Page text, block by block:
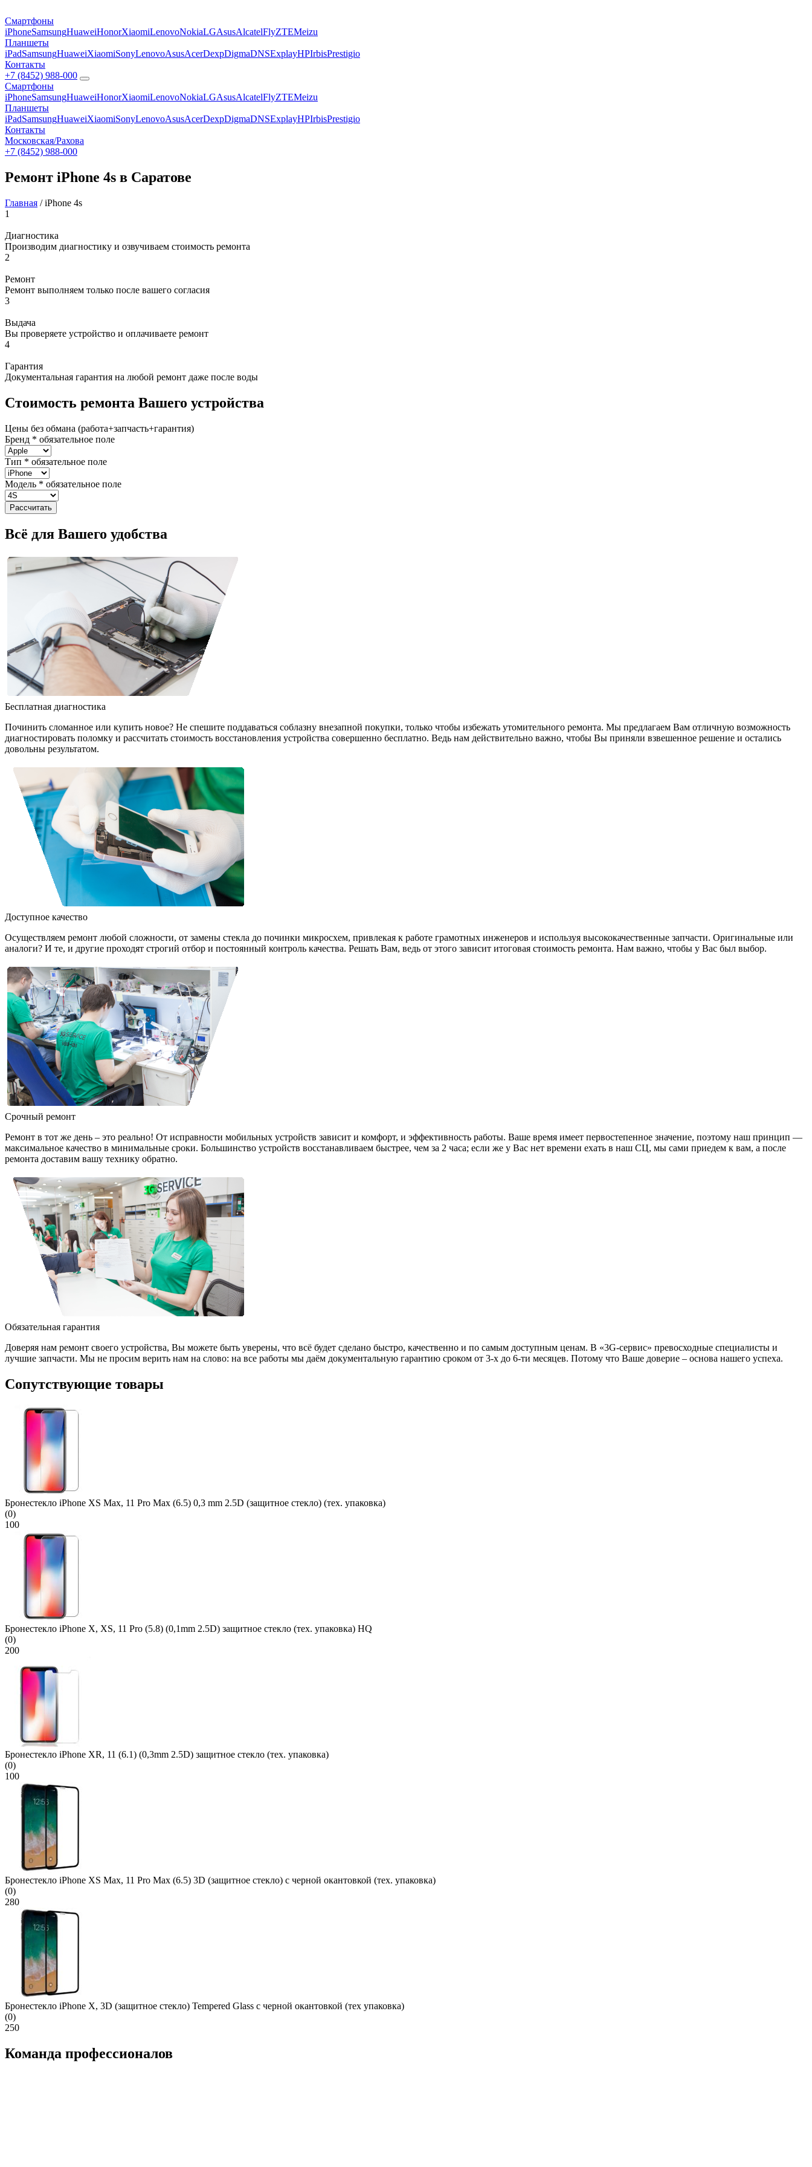
Смартфоны
iPhoneSamsungHuaweiHonorXiaomiLenovoNokiaLGAsusAlcatelFlyZTEMeizu
Планшеты
iPadSamsungHuaweiXiaomiSonyLenovoAsusAcerDexpDigmaDNSExplayHPIrbisPrestigio
Контакты
+7 (8452) 988-000
Смартфоны
iPhoneSamsungHuaweiHonorXiaomiLenovoNokiaLGAsusAlcatelFlyZTEMeizu
Планшеты
iPadSamsungHuaweiXiaomiSonyLenovoAsusAcerDexpDigmaDNSExplayHPIrbisPrestigio
Контакты
Московская/Рахова
+7 (8452) 988-000
Ремонт iPhone 4s в Саратове
Главная / iPhone 4s
1
Диагностика
Производим диагностику и озвучиваем стоимость ремонта
2
Ремонт
Ремонт выполняем только после вашего согласия
3
Выдача
Вы проверяете устройство и оплачиваете ремонт
4
Гарантия
Документальная гарантия на любой ремонт даже после воды
Стоимость ремонта Вашего устройства
Цены без обмана (работа+запчасть+гарантия)
Бренд * обязательное поле
Тип * обязательное поле
Модель * обязательное поле
Рассчитать
Всё для Вашего удобства
Бесплатная диагностика
Починить сломанное или купить новое? Не спешите поддаваться соблазну внезапной покупки, только чтобы избежать утомительного ремонта. Мы предлагаем Вам отличную возможность
диагностировать поломку и рассчитать стоимость восстановления устройства совершенно бесплатно. Ведь нам действительно важно, чтобы Вы приняли взвешенное решение и остались
довольны результатом.
Доступное качество
Осуществляем ремонт любой сложности, от замены стекла до починки микросхем, привлекая к работе грамотных инженеров и используя высококачественные запчасти. Оригинальные или
аналоги? И те, и другие проходят строгий отбор и постоянный контроль качества. Решать Вам, ведь от этого зависит итоговая стоимость ремонта. Нам важно, чтобы у Вас был выбор.
Срочный ремонт
Ремонт в тот же день – это реально! От исправности мобильных устройств зависит и комфорт, и эффективность работы. Ваше время имеет первостепенное значение, поэтому наш принцип —
максимальное качество в минимальные сроки. Большинство устройств восстанавливаем быстрее, чем за 2 часа; если же у Вас нет времени ехать в наш СЦ, мы сами приедем к вам, а после
ремонта доставим вашу технику обратно.
Обязательная гарантия
Доверяя нам ремонт своего устройства, Вы можете быть уверены, что всё будет сделано быстро, качественно и по самым доступным ценам. В «3G-сервис» превосходные специалисты и
лучшие запчасти. Мы не просим верить нам на слово: на все работы мы даём документальную гарантию сроком от 3-х до 6-ти месяцев. Потому что Ваше доверие – основа нашего успеха.
Сопутствующие товары
Бронестекло iPhone XS Max, 11 Pro Max (6.5) 0,3 mm 2.5D (защитное стекло) (тех. упаковка)
(0)
100
Бронестекло iPhone X, XS, 11 Pro (5.8) (0,1mm 2.5D) защитное стекло (тех. упаковка) HQ
(0)
200
Бронестекло iPhone XR, 11 (6.1) (0,3mm 2.5D) защитное стекло (тех. упаковка)
(0)
100
Бронестекло iPhone XS Max, 11 Pro Max (6.5) 3D (защитное стекло) с черной окантовкой (тех. упаковка)
(0)
280
Бронестекло iPhone X, 3D (защитное стекло) Tempered Glass с черной окантовкой (тех упаковка)
(0)
250
Команда профессионалов